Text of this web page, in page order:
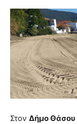
Στον Δήμο Θάσου